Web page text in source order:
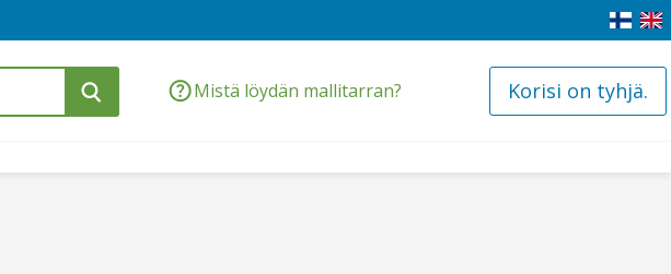
Mistä löydän mallitarran? Korisi on tyhjä.